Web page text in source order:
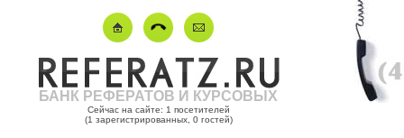
БАНК РЕФЕРАТОВ И КУРСОВЫХ
Сейчас на сайте: 1 посетителей
(1 зарегистрированных, 0 гостей)